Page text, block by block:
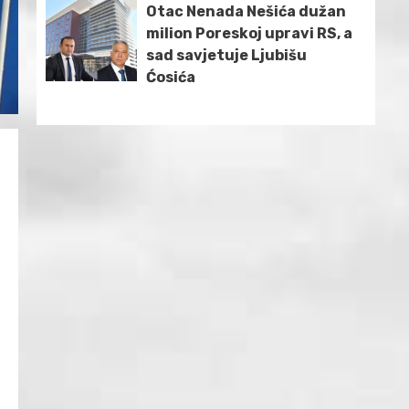
Otac Nenada Nešića dužan
milion Poreskoj upravi RS, a
sad savjetuje Ljubišu
Ćosića